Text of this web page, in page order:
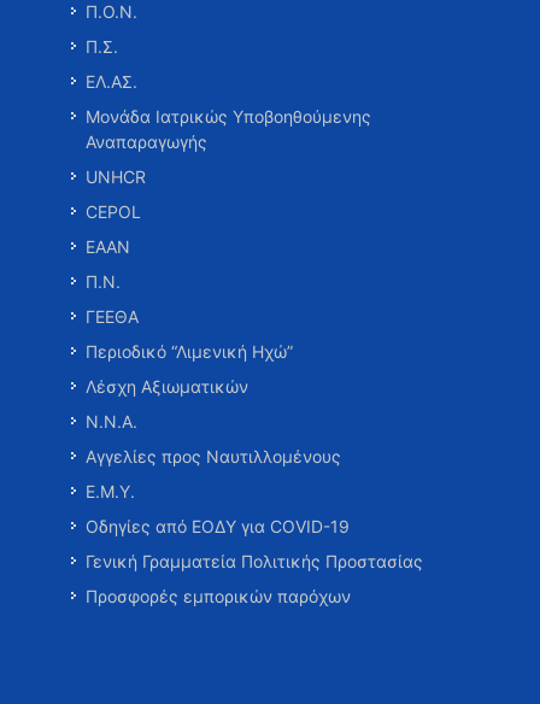
Π.Ο.Ν.
Π.Σ.
ΕΛ.ΑΣ.
Μονάδα Ιατρικώς Υποβοηθούμενης
Αναπαραγωγής
UNHCR
CEPOL
ΕΑΑΝ
Π.Ν.
ΓΕΕΘΑ
Περιοδικό “Λιμενική Ηχώ”
Λέσχη Αξιωματικών
Ν.Ν.Α.
Αγγελίες προς Ναυτιλλομένους
Ε.Μ.Υ.
Οδηγίες από ΕΟΔΥ για COVID-19
Γενική Γραμματεία Πολιτικής Προστασίας
Προσφορές εμπορικών παρόχων